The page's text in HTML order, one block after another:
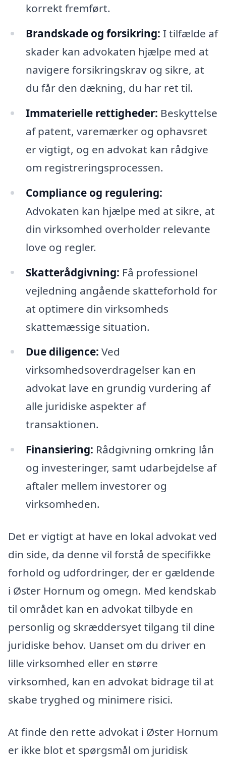
korrekt fremført.
Brandskade og forsikring: I tilfælde af
skader kan advokaten hjælpe med at
navigere forsikringskrav og sikre, at
du får den dækning, du har ret til.
Immaterielle rettigheder: Beskyttelse
af patent, varemærker og ophavsret
er vigtigt, og en advokat kan rådgive
om registreringsprocessen.
Compliance og regulering:
Advokaten kan hjælpe med at sikre, at
din virksomhed overholder relevante
love og regler.
Skatterådgivning: Få professionel
vejledning angående skatteforhold for
at optimere din virksomheds
skattemæssige situation.
Due diligence: Ved
virksomhedsoverdragelser kan en
advokat lave en grundig vurdering af
alle juridiske aspekter af
transaktionen.
Finansiering: Rådgivning omkring lån
og investeringer, samt udarbejdelse af
aftaler mellem investorer og
virksomheden.
Det er vigtigt at have en lokal advokat ved
din side, da denne vil forstå de specifikke
forhold og udfordringer, der er gældende
i Øster Hornum og omegn. Med kendskab
til området kan en advokat tilbyde en
personlig og skræddersyet tilgang til dine
juridiske behov. Uanset om du driver en
lille virksomhed eller en større
virksomhed, kan en advokat bidrage til at
skabe tryghed og minimere risici.
At finde den rette advokat i Øster Hornum
er ikke blot et spørgsmål om juridisk